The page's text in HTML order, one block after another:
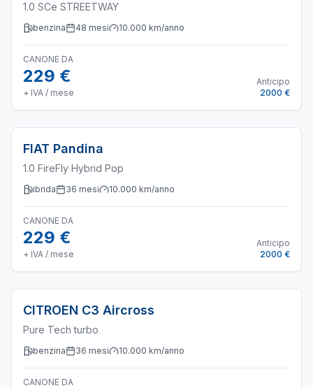
1.0 SCe STREETWAY
benzina 48 mesi 10.000 km/anno
CANONE DA
229 €
+ IVA / mese
Anticipo
2000 €
FIAT Pandina
1.0 FireFly Hybrid Pop
ibrida 36 mesi 10.000 km/anno
CANONE DA
229 €
+ IVA / mese
Anticipo
2000 €
CITROEN C3 Aircross
Pure Tech turbo
benzina 36 mesi 10.000 km/anno
CANONE DA